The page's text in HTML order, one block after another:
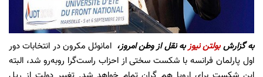
به گزارشبولتن نیوزبه نقل از وطن امروز، امانوئل مکرون در انتخابات دور
اول پارلمان فرانسه با شکست سختی از احزاب راست‌گرا روبه‌رو شد، البته